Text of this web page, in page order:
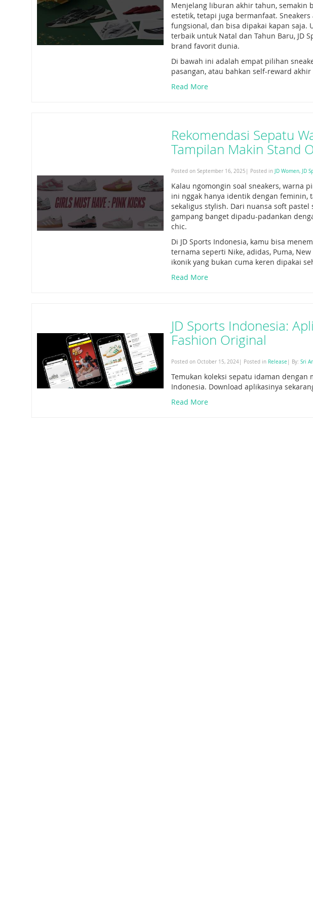
Menjelang liburan akhir tahun, semakin
estetik, tetapi juga bermanfaat.
fungsional, dan bisa dipakai kapan saja.
terbaik untuk Natal dan Tahun Baru, JD
brand favorit dunia.
Di bawah ini adalah empat pilihan
pasangan, atau bahkan self-reward
Read More
Rekomendasi Sepatu
Tampilan Makin Stand
Posted on September 16, 2025| Posted in JD Women, JD
Kalau ngomongin soal sneakers, warna
ini nggak hanya identik dengan
sekaligus stylish. Dari nuansa soft
gampang banget dipadu-padankan
chic.
Di JD Sports Indonesia, kamu bisa
ternama seperti Nike, adidas, Puma,
ikonik yang bukan cuma keren dipakai
Read More
JD Sports Indonesia:
Fashion Original
Posted on October 15, 2024| Posted in Release | By: Sri
Temukan koleksi sepatu idaman dengan
Indonesia. Download aplikasinya
Read More